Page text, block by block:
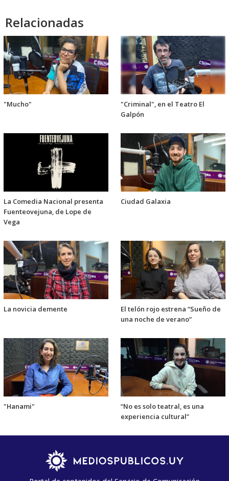
Relacionadas
"Mucho"
"Criminal", en el Teatro El
Galpón
La Comedia Nacional presenta
Fuenteovejuna, de Lope de
Vega
Ciudad Galaxia
La novicia demente
El telón rojo estrena “Sueño de
una noche de verano”
"Hanami"
“No es solo teatral, es una
experiencia cultural”